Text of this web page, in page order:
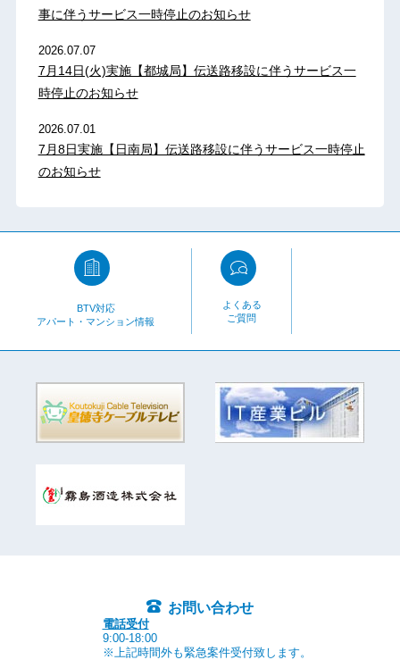
事に伴うサービス一時停止のお知らせ
2026.07.07
7月14日(火)実施【都城局】伝送路移設に伴うサービス一
時停止のお知らせ
2026.07.01
7月8日実施【日南局】伝送路移設に伴うサービス一時停止
のお知らせ
BTV対応
アパート・マンション情報
よくある
ご質問
お問い合わせ
電話受付
9:00-18:00
※上記時間外も緊急案件受付致します。